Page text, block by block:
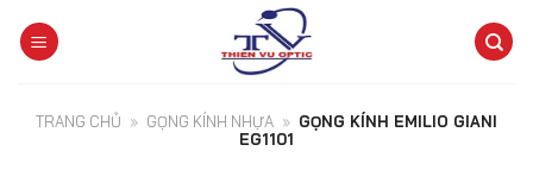
TRANG CHỦ » GỌNG KÍNH NHỰA » GỌNG KÍNH EMILIO GIANI
EG1101